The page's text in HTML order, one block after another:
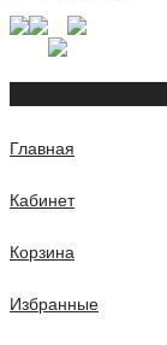
Главная
Кабинет
Корзина
Избранные